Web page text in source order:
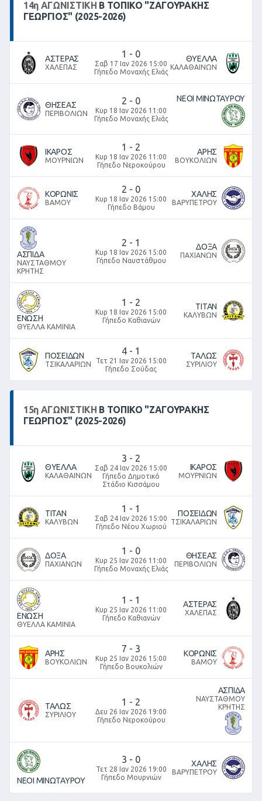
14η ΑΓΩΝΙΣΤΙΚΉ Β ΤΟΠΙΚΌ "ΖΑΓΟΥΡΑΚΗΣ
ΓΕΩΡΓΙΟΣ" (2025-2026)
ΑΣΤΕΡΑΣ
ΧΑΛΕΠΑΣ
1 - 0
Σαβ 17 Ιαν 2026 15:00
Γήπεδο Μοναχής Ελιάς
ΘΥΕΛΛΑ
ΚΑΛΑΘΑΙΝΩΝ
ΘΗΣΕΑΣ
ΠΕΡΙΒΟΛΙΩΝ
2 - 0
Κυρ 18 Ιαν 2026 11:00
Γήπεδο Μοναχής Ελιάς
ΝΕΟΙ ΜΙΝΩΤΑΥΡΟΥ
ΙΚΑΡΟΣ
ΜΟΥΡΝΙΩΝ
1 - 2
Κυρ 18 Ιαν 2026 11:00
Γήπεδο Νεροκούρου
ΑΡΗΣ
ΒΟΥΚΟΛΙΩΝ
ΚΟΡΩΝΙΣ
ΒΑΜΟΥ
2 - 0
Κυρ 18 Ιαν 2026 15:00
Γήπεδο Βάμου
ΧΑΛΗΣ
ΒΑΡΥΠΕΤΡΟΥ
ΑΣΠΙΔΑ
ΝΑΥΣΤΑΘΜΟΥ
ΚΡΗΤΗΣ
2 - 1
Κυρ 18 Ιαν 2026 15:00
Γήπεδο Ναυστάθμου
ΔΟΞΑ
ΠΑΧΙΑΝΩΝ
ΕΝΩΣΗ
ΘΥΕΛΛΑ ΚΑΜΙΝΙΑ
1 - 2
Κυρ 18 Ιαν 2026 15:00
Γήπεδο Καθιανών
ΤΙΤΑΝ
ΚΑΛΥΒΩΝ
ΠΟΣΕΙΔΩΝ
ΤΣΙΚΑΛΑΡΙΩΝ
4 - 1
Τετ 21 Ιαν 2026 15:00
Γήπεδο Σούδας
ΤΑΛΩΣ
ΣΥΡΙΛΙΟΥ
15η ΑΓΩΝΙΣΤΙΚΉ Β ΤΟΠΙΚΌ "ΖΑΓΟΥΡΑΚΗΣ
ΓΕΩΡΓΙΟΣ" (2025-2026)
ΘΥΕΛΛΑ
ΚΑΛΑΘΑΙΝΩΝ
3 - 2
Σαβ 24 Ιαν 2026 15:00
Γήπεδο Δημοτικό
Στάδιο Κισσάμου
ΙΚΑΡΟΣ
ΜΟΥΡΝΙΩΝ
ΤΙΤΑΝ
ΚΑΛΥΒΩΝ
1 - 1
Σαβ 24 Ιαν 2026 15:00
Γήπεδο Νέου Χωριού
ΠΟΣΕΙΔΩΝ
ΤΣΙΚΑΛΑΡΙΩΝ
ΔΟΞΑ
ΠΑΧΙΑΝΩΝ
1 - 0
Κυρ 25 Ιαν 2026 11:00
Γήπεδο Μοναχής Ελιάς
ΘΗΣΕΑΣ
ΠΕΡΙΒΟΛΙΩΝ
ΕΝΩΣΗ
ΘΥΕΛΛΑ ΚΑΜΙΝΙΑ
1 - 1
Κυρ 25 Ιαν 2026 11:00
Γήπεδο Καθιανών
ΑΣΤΕΡΑΣ
ΧΑΛΕΠΑΣ
ΑΡΗΣ
ΒΟΥΚΟΛΙΩΝ
7 - 3
Κυρ 25 Ιαν 2026 15:00
Γήπεδο Βουκολιών
ΚΟΡΩΝΙΣ
ΒΑΜΟΥ
ΤΑΛΩΣ
ΣΥΡΙΛΙΟΥ
1 - 2
Δευ 26 Ιαν 2026 19:00
Γήπεδο Νεροκούρου
ΑΣΠΙΔΑ
ΝΑΥΣΤΑΘΜΟΥ
ΚΡΗΤΗΣ
ΝΕΟΙ ΜΙΝΩΤΑΥΡΟΥ
3 - 0
Τετ 28 Ιαν 2026 19:00
Γήπεδο Μουρνιών
ΧΑΛΗΣ
ΒΑΡΥΠΕΤΡΟΥ